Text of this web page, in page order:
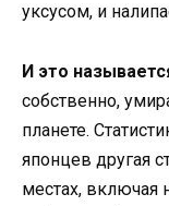
уксусом, и
И это
собственно,
планете.
японцев другая
местах,